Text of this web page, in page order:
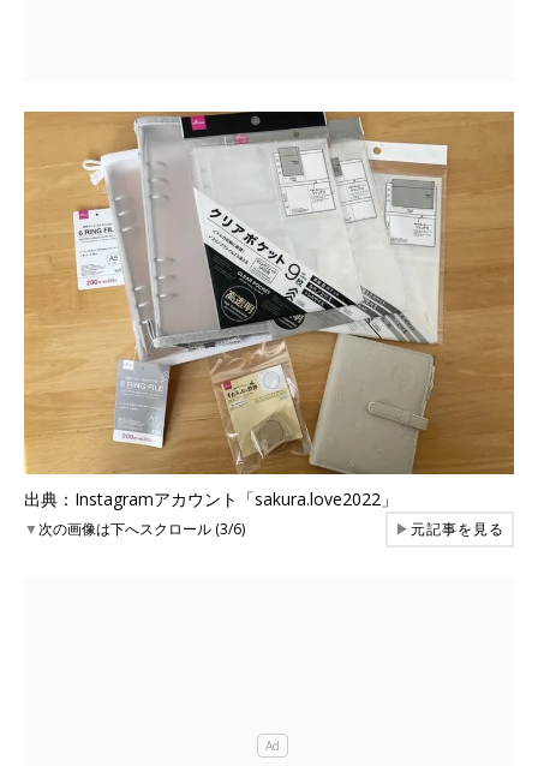
出典：Instagramアカウント「sakura.love2022」
▼次の画像は下へスクロール (3/6) ▶元記事を見る